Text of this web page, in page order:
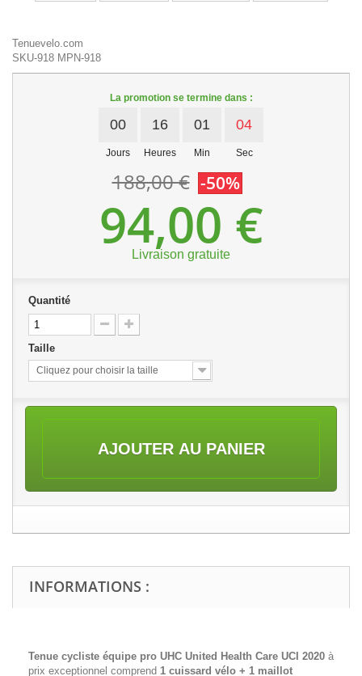
Tenuevelo.com
SKU-918 MPN-918
La promotion se termine dans :
00
Jours
16
Heures
01
Min
03
Sec
188,00 € -50%
94,00 €
Livraison gratuite
Quantité
Taille
Cliquez pour choisir la taille
AJOUTER AU PANIER
INFORMATIONS :
Tenue cycliste équipe pro UHC United Health Care UCI 2020 à
prix exceptionnel comprend 1 cuissard vélo + 1 maillot